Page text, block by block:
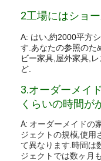
2工場にはショ
A: はい,約2000平方
す.あなたの参照のた
ビー家具,屋外家具,
ど.
3.オーダーメイ
くらいの時間が
A: オーダーメイドの
ジェクトの規模,使用
て異なります.時間は
ジェクトでは数ヶ月